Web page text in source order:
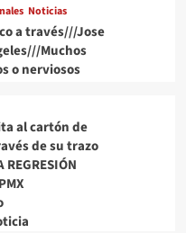
Noticias
a través///Jose
Muchos
o nerviosos
al cartón de
de su trazo